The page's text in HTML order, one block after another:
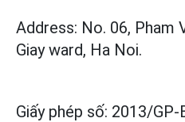
Address: No. 06, Pham
Giay ward, Ha Noi.
Giấy phép số: 2013/GP-